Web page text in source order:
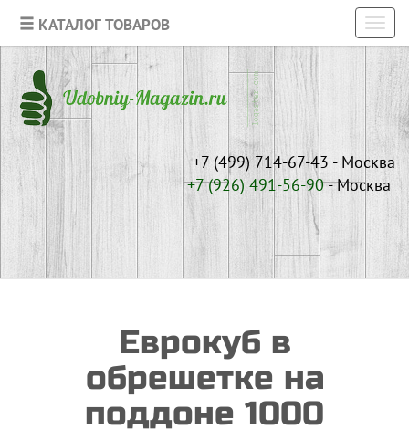
КАТАЛОГ ТОВАРОВ
+7 (499) 714-67-43 - Москва
+7 (926)491-56-90- Москва
Еврокуб в
обрешетке на
поддоне 1000